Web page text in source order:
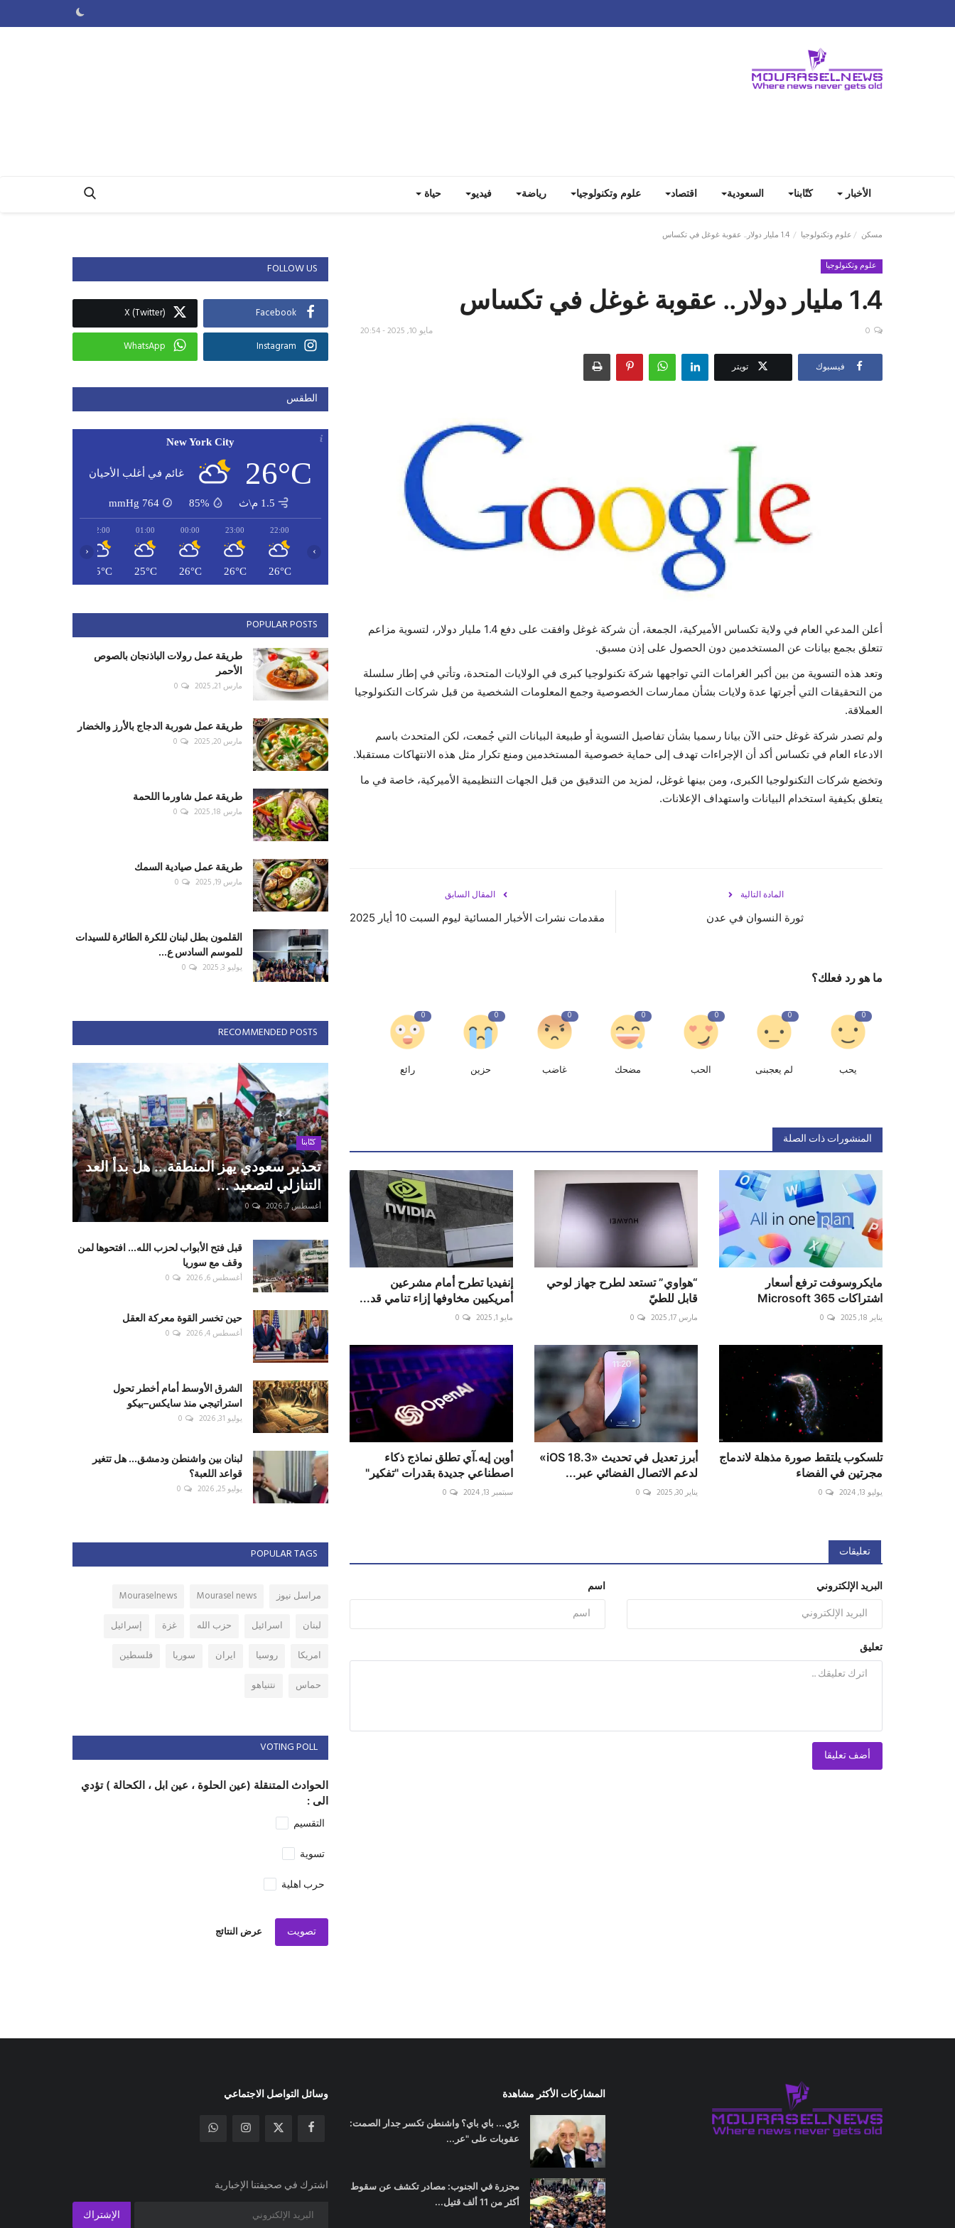
الأخبار كتّابنا السعودية اقتصاد علوم وتكنولوجيا رياضة فيديو حياة
مسكن علوم وتكنولوجيا
علوم وتكنولوجيا
1.4 مليار دولار.. عقوبة غوغل في تكساس
مايو 10, 2025 - 20:54 0
فيسبوك تويتر
أعلن المدعي العام في ولاية تكساس الأميركية، الجمعة، أن شركة غوغل وافقت على دفع 1.4 مليار دولار، لتسوية مزاعم
تتعلق بجمع بيانات عن المستخدمين دون الحصول على إذن مسبق.
وتعد هذه التسوية من بين أكبر الغرامات التي تواجهها شركة تكنولوجيا كبرى في الولايات المتحدة، وتأتي في إطار سلسلة
من التحقيقات التي أجرتها عدة ولايات بشأن ممارسات الخصوصية وجمع المعلومات الشخصية من قبل شركات التكنولوجيا
العملاقة.
ولم تصدر شركة غوغل حتى الآن بيانا رسميا بشأن تفاصيل التسوية أو طبيعة البيانات التي جُمعت، لكن المتحدث باسم
الادعاء العام في تكساس أكد أن الإجراءات تهدف إلى حماية خصوصية المستخدمين ومنع تكرار مثل هذه الانتهاكات مستقبلا.
وتخضع شركات التكنولوجيا الكبرى، ومن بينها غوغل، لمزيد من التدقيق من قبل الجهات التنظيمية الأميركية، خاصة في ما
يتعلق بكيفية استخدام البيانات واستهداف الإعلانات.
المقال السابق
مقدمات نشرات الأخبار المسائية ليوم السبت 10 أيار 2025
المادة التالية
ثورة النسوان في عدن
ما هو رد فعلك؟
0
يحب
0
لم يعجبنى
0
الحب
0
مضحك
0
غاضب
0
حزين
0
رائع
المنشورات ذات الصلة
مايكروسوفت ترفع أسعار
اشتراكات Microsoft 365
يناير 18, 2025 0
“هواوي” تستعد لطرح جهاز لوحي
قابل للطيّ
مارس 17, 2025 0
إنفيديا تطرح أمام مشرعين
أمريكيين مخاوفها إزاء تنامي قد...
مايو 1, 2025 0
تلسكوب يلتقط صورة مذهلة لاندماج
مجرتين في الفضاء
يوليو 13, 2024 0
أبرز تعديل في تحديث «iOS 18.3»
لدعم الاتصال الفضائي عبر...
يناير 30, 2025 0
أوبن إيه.آي تطلق نماذج ذكاء
اصطناعي جديدة بقدرات "تفكير"
سبتمبر 13, 2024 0
تعليقات
اسم البريد الإلكتروني
تعليق
أضف تعليقا
FOLLOW US
Facebook
X (Twitter)
Instagram
WhatsApp
الطقس
New York City
26°C غائم في أغلب الأحيان
1.5 م\ث 85%
764
mmHg
22:00
26°C
23:00
26°C
00:00
26°C
01:00
25°C
02:00
25°C
‹ ›
POPULAR POSTS
طريقة عمل رولات الباذنجان بالصوص
الأحمر
مارس 21, 2025 0
طريقة عمل شوربة الدجاج بالأرز والخضار
مارس 20, 2025 0
طريقة عمل شاورما اللحمة
مارس 18, 2025 0
طريقة عمل صيادية السمك
مارس 19, 2025 0
القلمون بطل لبنان للكرة الطائرة للسيدات
للموسم السادس ع...
يوليو 3, 2025 0
RECOMMENDED POSTS
كتّابنا
تحذير سعودي يهز المنطقة... هل بدأ العد
التنازلي لتصعيد ...
أغسطس 7, 2026 0
قبل فتح الأبواب لحزب الله... افتحوها لمن
وقف مع سوريا
أغسطس 6, 2026 0
حين تخسر القوة معركة العقل
أغسطس 4, 2026 0
الشرق الأوسط أمام أخطر تحول
استراتيجي منذ سايكس–بيكو
يوليو 31, 2026 0
لبنان بين واشنطن ودمشق... هل تتغير
قواعد اللعبة؟
يوليو 25, 2026 0
POPULAR TAGS
مراسل نيوز Mourasel news
Mouraselnews
لبنان
اسرائيل حزب الله غزة
إسرائيل
امريكا
روسيا ايران سوريا
فلسطين
حماس
نتنياهو
VOTING POLL
الحوادث المتنقلة (عين الحلوة ، عين ابل ، الكحالة ) تؤدي
الى :
التقسيم
تسوية
حرب اهلية
تصويت عرض النتائج
المشاركات الأكثر مشاهدة
برّي... باي باي؟ واشنطن تكسر جدار الصمت:
عقوبات على "عر...
مجزرة في الجنوب: مصادر تكشف عن سقوط
أكثر من 11 ألف قتيل...
وسائل التواصل الاجتماعي
اشترك في صحيفتنا الإخبارية
الإشتراك